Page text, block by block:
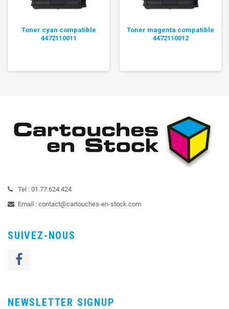
Toner cyan compatible
4472110011
Toner magenta compatible
4472110012
Tel : 01.77.624.424
Email : contact@cartouches-en-stock.com
SUIVEZ-NOUS
NEWSLETTER SIGNUP